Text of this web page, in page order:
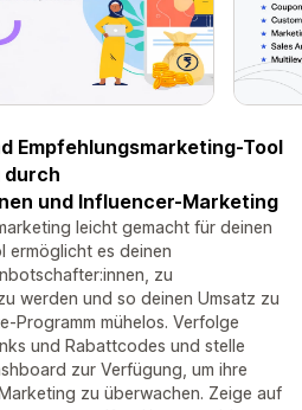
Empfehlungsmarketing-Tool
durch
und Influencer-Marketing
leicht gemacht für deinen
ermöglicht es deinen
zu
werden und so deinen Umsatz zu
Programm mühelos. Verfolge
und Rabattcodes und stelle
zur Verfügung, um ihre
zu überwachen. Zeige auf